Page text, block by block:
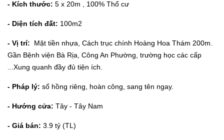
- Kích thước: 5 x 20m , 100% Thổ cư
- Diện tích đất: 100m2
- Vị trí: Mặt tiền nhựa, Cách trục chính Hoàng Hoa Thám 200m.
Gần Bệnh viện Bà Rịa, Công An Phường, trường học các cấp
...Xung quanh đầy đủ tiện ích.
- Pháp lý: sổ hồng riêng, hoàn công, sang tên ngay.
- Hướng cửa: Tây - Tây Nam
- Giá bán: 3.9 tỷ (TL)